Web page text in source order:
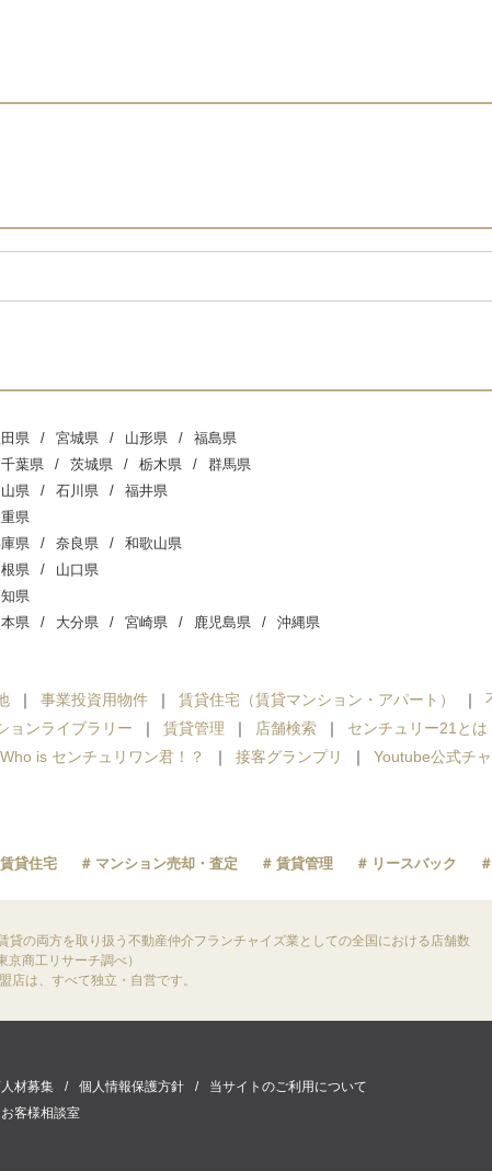
県 宮城県 山形県 福島県
千葉県 茨城県 栃木県 群馬県
県 石川県 福井県
県
県 奈良県 和歌山県
県 山口県
県
県 大分県 宮崎県 鹿児島県 沖縄県
事業投資用物件 賃貸住宅（賃貸マンション・アパート）
ョンライブラリー 賃貸管理 店舗検索 センチュリー21とは
Who is センチュリワン君！？ 接客グランプリ Youtube公式チ
賃貸住宅 マンション売却・査定 賃貸管理 リースバック
貸の両方を取り扱う不動産仲介フランチャイズ業としての全国における店舗数
京商工リサーチ調べ）
店は、すべて独立・自営です。
材募集 個人情報保護方針
当サイトのご利用について
お客様相談室